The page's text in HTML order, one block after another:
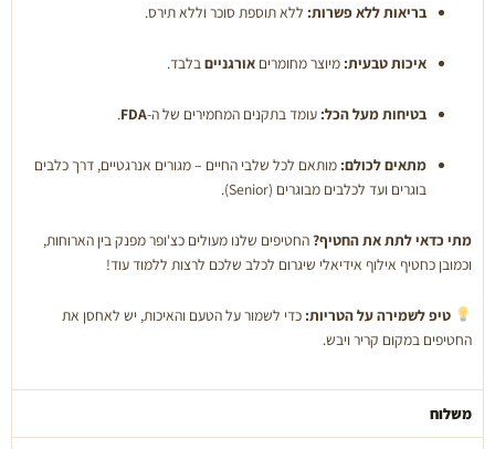
בריאות ללא פשרות: ללא תוספת סוכר וללא תירס.
איכות טבעית: מיוצר מחומריםאורגנייםבלבד.
בטיחות מעל הכל: עומד בתקנים המחמירים של ה-FDA
.
מתאים לכולם: מותאם לכל שלבי החיים – מגורים אנרגטיים, דרך כלבים
בוגרים ועד לכלבים מבוגרים (Senior).
מתי כדאי לתת את החטיף?החטיפים שלנו מעולים כצ'ופר מפנק בין הארוחות,
וכמובן כחטיף אילוף אידיאלי שיגרום לכלב שלכם לרצות ללמוד עוד!
טיפ לשמירה על הטריות: כדי לשמור על הטעם והאיכות, יש לאחסן את
החטיפים במקום קריר ויבש.
משלוח